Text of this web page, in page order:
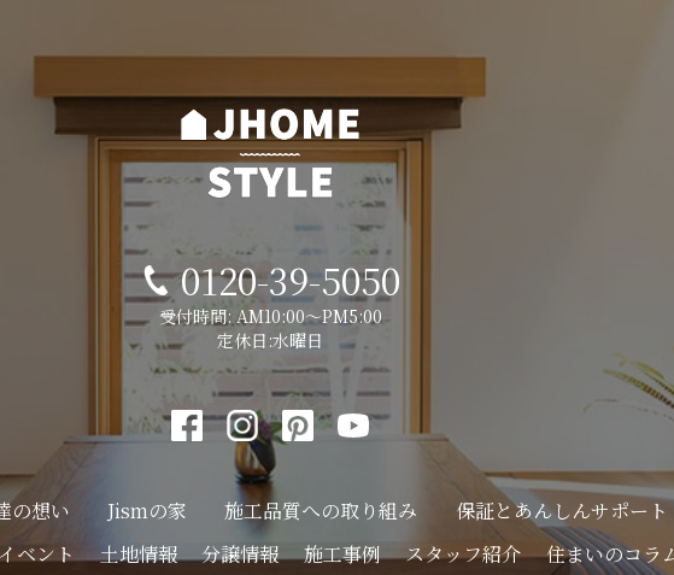
0120-39-5050
受付時間: AM10:00～PM5:00
定休日:水曜日
の想い Jismの家 施工品質への取り組み
保証とあんしんサポート
ベント
土地情報 分譲情報 施工事例 スタッフ紹介 住まいのコラ